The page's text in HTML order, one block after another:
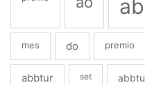
mes do premio
abbtur set